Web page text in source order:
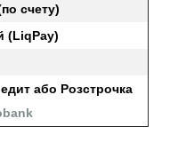
счету)
(LiqPay)
або Розстрочка